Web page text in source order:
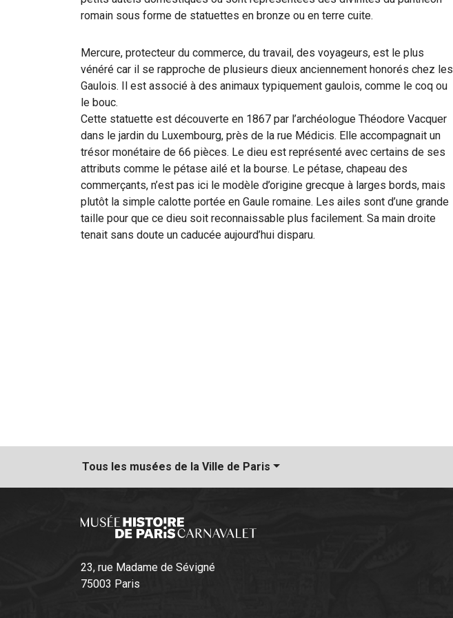
romain sous forme de statuettes en bronze ou en terre cuite.
Mercure, protecteur du commerce, du travail, des voyageurs, est le plus
vénéré car il se rapproche de plusieurs dieux anciennement honorés chez les
Gaulois. Il est associé à des animaux typiquement gaulois, comme le coq ou
le bouc.
Cette statuette est découverte en 1867 par l’archéologue Théodore Vacquer
dans le jardin du Luxembourg, près de la rue Médicis. Elle accompagnait un
trésor monétaire de 66 pièces. Le dieu est représenté avec certains de ses
attributs comme le pétase ailé et la bourse. Le pétase, chapeau des
commerçants, n’est pas ici le modèle d’origine grecque à larges bords, mais
plutôt la simple calotte portée en Gaule romaine. Les ailes sont d’une grande
taille pour que ce dieu soit reconnaissable plus facilement. Sa main droite
tenait sans doute un caducée aujourd’hui disparu.
Tous les musées de la Ville de Paris
23, rue Madame de Sévigné
75003 Paris